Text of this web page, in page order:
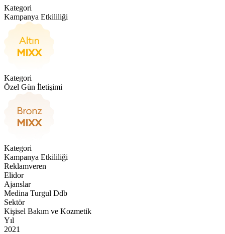
Kategori
Kampanya Etkililiği
Kategori
Özel Gün İletişimi
Kategori
Kampanya Etkililiği
Reklamveren
Elidor
Ajanslar
Medina Turgul Ddb
Sektör
Kişisel Bakım ve Kozmetik
Yıl
2021